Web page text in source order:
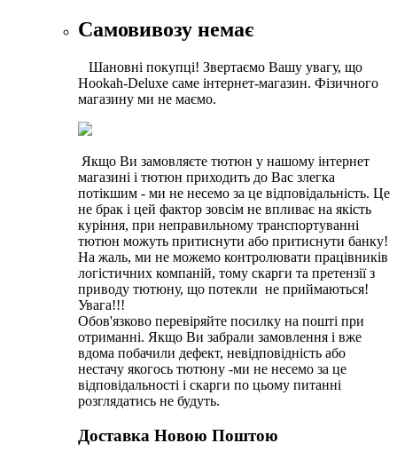
Самовивозу немає
Шановні покупці! Звертаємо Вашу увагу, що
Hookah-Deluxe саме інтернет-магазин. Фізичного
магазину ми не маємо.
Якщо Ви замовляєте тютюн у нашому інтернет
магазині і тютюн приходить до Вас злегка
потікшим - ми не несемо за це відповідальність. Це
не брак і цей фактор зовсім не впливає на якість
куріння, при неправильному транспортуванні
тютюн можуть притиснути або притиснути банку!
На жаль, ми не можемо контролювати працівників
логістичних компаній, тому скарги та претензії з
приводу тютюну, що потекли не приймаються!
Увага!!!
Обов'язково перевіряйте посилку на пошті при
отриманні. Якщо Ви забрали замовлення і вже
вдома побачили дефект, невідповідність або
нестачу якогось тютюну -ми не несемо за це
відповідальності і скарги по цьому питанні
розглядатись не будуть.
Доставка Новою Поштою